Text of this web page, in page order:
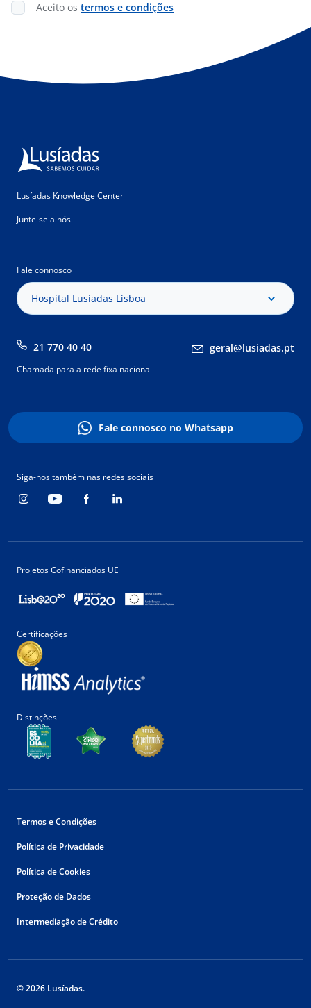
Aceito os termos e condições
Lusíadas Knowledge Center
Junte-se a nós
Fale connosco
Hospital Lusíadas Lisboa
21 770 40 40 geral@lusiadas.pt
Chamada para a rede fixa nacional
Fale connosco no Whatsapp
Siga-nos também nas redes sociais
Projetos Cofinanciados UE
Certificações
Distinções
Termos e Condições
Política de Privacidade
Política de Cookies
Proteção de Dados
Intermediação de Crédito
© 2026 Lusíadas.